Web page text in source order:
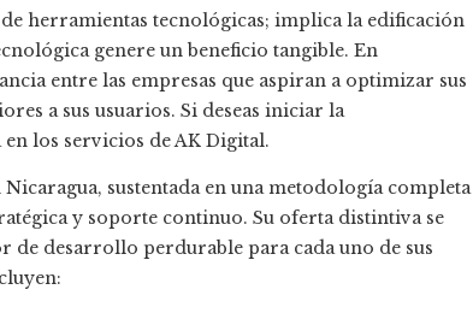
herramientas tecnológicas; implica la edificación
genere un beneficio tangible. En
entre las empresas que aspiran a optimizar sus
a sus usuarios. Si deseas iniciar la
los servicios de AK Digital.
sustentada en una metodología completa
y soporte continuo. Su oferta distintiva se
de desarrollo perdurable para cada uno de sus